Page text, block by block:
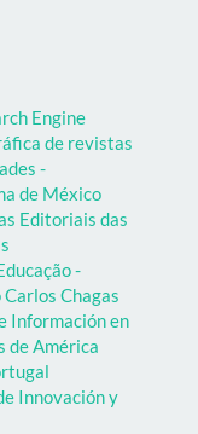
Engine
de revistas
-
de México
Editoriais das
-
Chagas
Información en
de América
Innovación y